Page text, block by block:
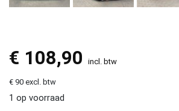
€ 108,90 incl. btw
€ 90 excl. btw
1 op voorraad